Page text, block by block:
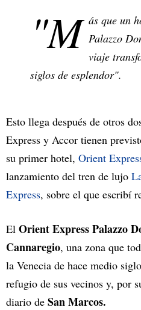
"M ás que un
Palazzo
viaje
siglos de esplendor".
Esto llega después de otros
Express y Accor tienen
su primer hotel, Orient
lanzamiento del tren de lujo
Express, sobre el que escribí
El Orient Express Palazzo
Cannaregio, una zona que
la Venecia de hace medio
refugio de sus vecinos y, por
diario de San Marcos.